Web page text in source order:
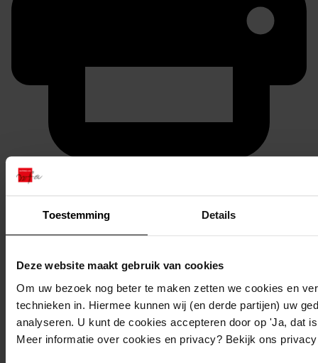
Toestemming Details
Deze website maakt gebruik van cookies
Om uw bezoek nog beter te maken zetten we cookies en
technieken in. Hiermee kunnen wij (en derde partijen) uw
analyseren. U kunt de cookies accepteren door op 'Ja, dat
Meer informatie over cookies en privacy? Bekijk ons
Printen
duurzaam webadres
Inventaris
1001 - 2000
1531 Bouwen van een garage, 1993